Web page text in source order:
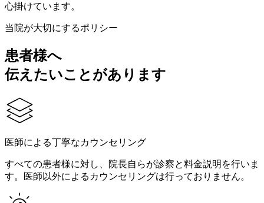
心掛けています。
当院が大切にするポリシー
患者様へ
伝えたいことがあります
医師による丁寧なカウンセリング
すべての患者様に対し、院長自らが診察と料金説明を行いま
す。医師以外によるカウンセリングは行っておりません。